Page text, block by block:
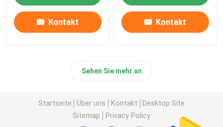
Kontakt Kontakt
Sehen Sie mehr an
Startseite Über uns Kontakt
Desktop Site
Sitemap
Privacy Policy